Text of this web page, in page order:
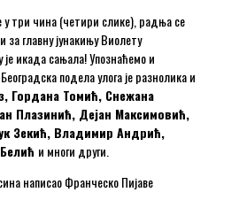
у три чина (четири слике), радња се
за главну јунакињу Виолету
икада сањала! Упознаћемо и
подела улога је разнолика и
Гордана Томић, Снежана
Плазинић, Дејан Максимовић,
Зекић, Владимир Андрић,
и многи други.
написао Франческо Пијаве